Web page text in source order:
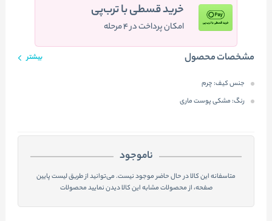
خرید قسطی با ترب‌پی
امکان پرداخت در ۴ مرحله
مشخصات محصول بیشتر
جنس کیف:چرم
رنگ:مشکی پوست ماری
ناموجود
متاسفانه این کالا در حال حاضر موجود نیست. می‌توانید از طریق لیست پایین
صفحه، از محصولات مشابه این کالا دیدن نمایید محصولات